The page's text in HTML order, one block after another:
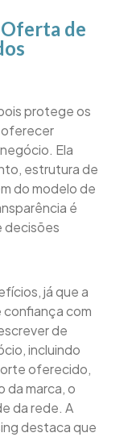
de
protege os
Ela
estrutura de
do modelo de
é
decisões
já que a
confiança com
de
incluindo
oferecido,
da marca, o
da rede. A
destaca que